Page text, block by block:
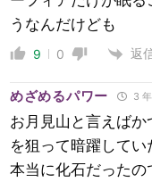
うなんだけども
9 0 返
めざめるパワー 3
お月見山と言えば
を狙って暗躍して
本当に化石だった